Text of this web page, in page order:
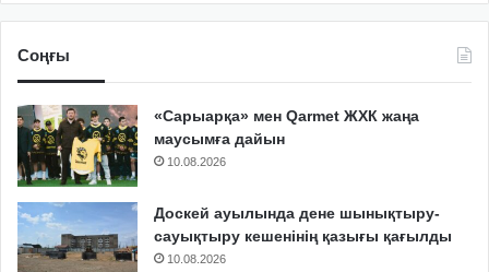
Соңғы
«Сарыарқа» мен Qarmet ЖХК жаңа
маусымға дайын
10.08.2026
Доскей ауылында дене шынықтыру-
сауықтыру кешенінің қазығы қағылды
10.08.2026